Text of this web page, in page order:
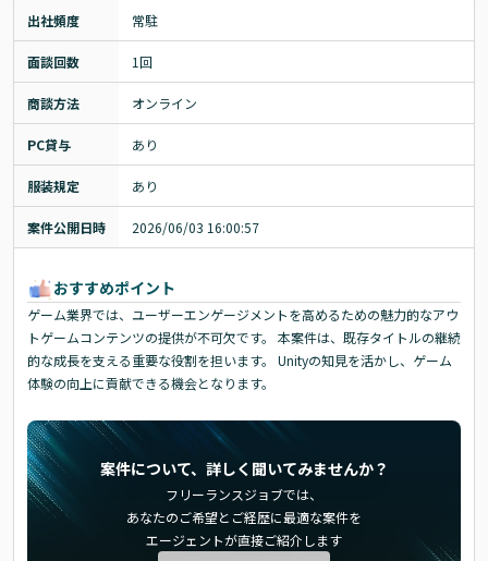
出社頻度 常駐
面談回数 1回
商談方法 オンライン
PC貸与 あり
服装規定 あり
案件公開日時 2026/06/03 16:00:57
おすすめポイント
ゲーム業界では、ユーザーエンゲージメントを高めるための魅力的なアウ
トゲームコンテンツの提供が不可欠です。 本案件は、既存タイトルの継続
的な成長を支える重要な役割を担います。 Unityの知見を活かし、ゲーム
体験の向上に貢献できる機会となります。
案件について、詳しく聞いてみませんか？
フリーランスジョブでは、
あなたのご希望とご経歴に最適な案件を
エージェントが直接ご紹介します